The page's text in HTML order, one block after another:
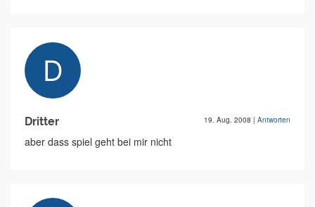
Dritter 19. Aug. 2008 | Antworten
aber dass spiel geht bei mir nicht